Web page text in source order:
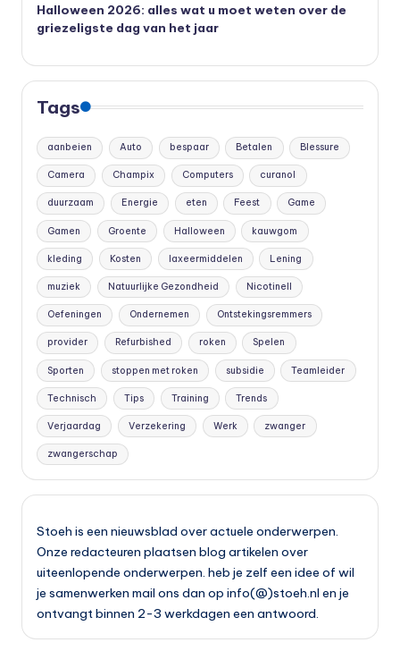
Halloween 2026: alles wat u moet weten over de
griezeligste dag van het jaar
Tags
aanbeien Auto bespaar Betalen Blessure
Camera Champix Computers curanol
duurzaam Energie eten Feest Game
Gamen Groente Halloween kauwgom
kleding Kosten laxeermiddelen Lening
muziek Natuurlijke Gezondheid Nicotinell
Oefeningen Ondernemen Ontstekingsremmers
provider Refurbished roken Spelen
Sporten stoppen met roken subsidie Teamleider
Technisch Tips Training Trends
Verjaardag Verzekering Werk zwanger
zwangerschap
Stoeh is een nieuwsblad over actuele onderwerpen.
Onze redacteuren plaatsen blog artikelen over
uiteenlopende onderwerpen. heb je zelf een idee of wil
je samenwerken mail ons dan op info(@)stoeh.nl en je
ontvangt binnen 2-3 werkdagen een antwoord.